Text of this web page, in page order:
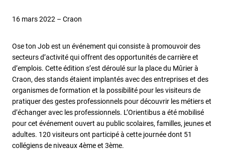
16 mars 2022 – Craon
Ose ton Job est un événement qui consiste à promouvoir des
secteurs d’activité qui offrent des opportunités de carrière et
d’emplois. Cette édition s’est déroulé sur la place du Mûrier à
Craon, des stands étaient implantés avec des entreprises et des
organismes de formation et la possibilité pour les visiteurs de
pratiquer des gestes professionnels pour découvrir les métiers et
d’échanger avec les professionnels. L’Orientibus a été mobilisé
pour cet événement ouvert au public scolaires, familles, jeunes et
adultes. 120 visiteurs ont participé à cette journée dont 51
collégiens de niveaux 4ème et 3ème.